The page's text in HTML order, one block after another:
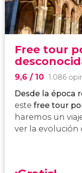
Free tour
9,6 / 10 1.086
Desde la época
este free tour
haremos un
ver la evolución